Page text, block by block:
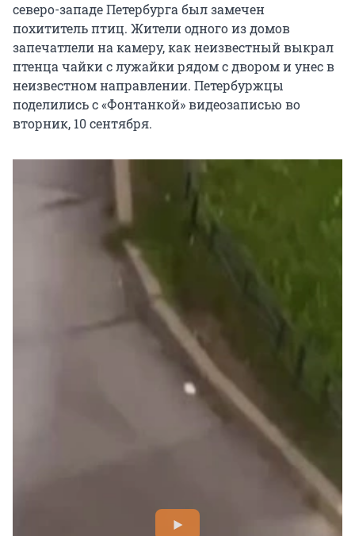
северо-западе Петербурга был замечен
похититель птиц. Жители одного из домов
запечатлели на камеру, как неизвестный выкрал
птенца чайки с лужайки рядом с двором и унес в
неизвестном направлении. Петербуржцы
поделились с «Фонтанкой» видеозаписью во
вторник, 10 сентября.